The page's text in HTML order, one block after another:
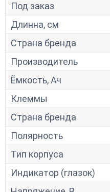
Под заказ
Длинна, см
Страна бренда
Производитель
Ёмкость, Ач
Клеммы
Страна бренда
Полярность
Тип корпуса
Индикатор (глазок)